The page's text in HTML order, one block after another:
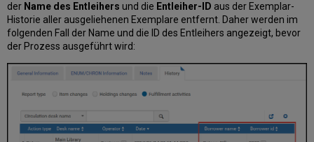
der Name des Entleihers und die Entleiher-ID aus der Exemplar-
Historie aller ausgeliehenen Exemplare entfernt. Daher werden im
folgenden Fall der Name und die ID des Entleihers angezeigt, bevor
der Prozess ausgeführt wird: